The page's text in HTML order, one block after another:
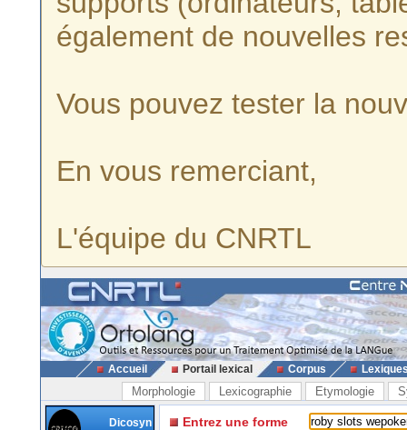
également de nouvelles
Vous pouvez tester la
En vous remerciant,
L'équipe du CNRTL
Accueil Portail lexical Corpus
Morphologie Lexicographie Etymologie
Dicosyn
Entrez une forme